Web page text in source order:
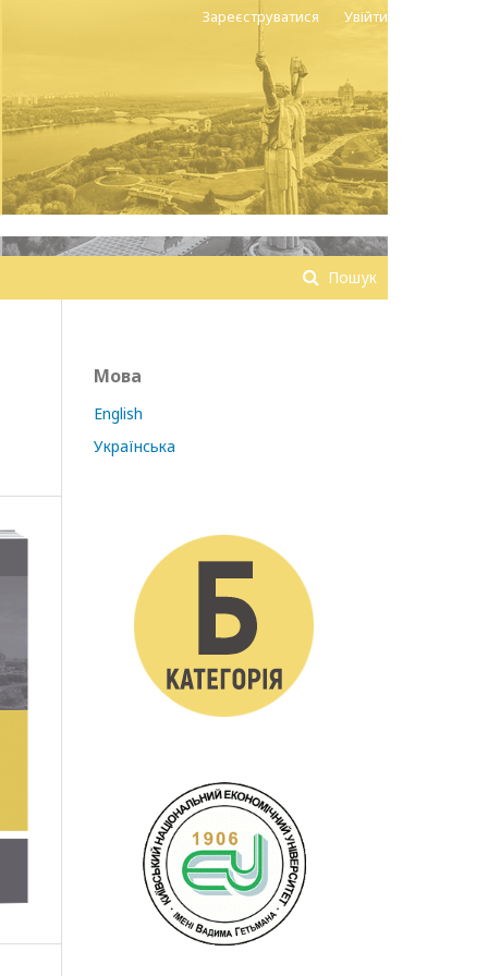
Пошук
Зареєструватися Увійти
Мова
English
Українська